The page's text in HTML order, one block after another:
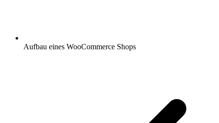
Aufbau eines WooCommerce Shops